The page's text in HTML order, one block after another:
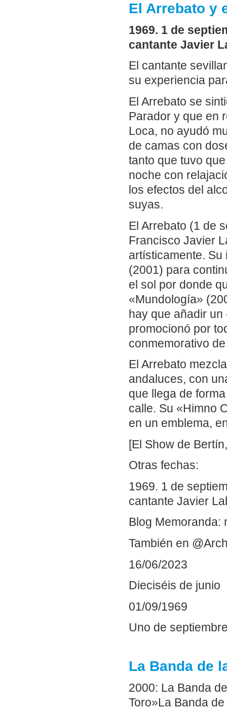
El Arrebato y
1969. 1 de
cantante Javier
El cantante
su experiencia
El Arrebato se
Parador y que en
Loca, no ayudó
de camas con
tanto que tuvo
noche con
los efectos del
suyas.
El Arrebato (1 de
Francisco Javier
artísticamente.
(2001) para
el sol por donde
«Mundología»
hay que añadir
promocionó por
conmemorativo
El Arrebato
andaluces, con
que llega de
calle. Su «Himno
en un emblema,
[El Show de
Otras fechas:
1969. 1 de
cantante Javier
Blog Memoranda:
También en
16/06/2023
Dieciséis de junio
01/09/1969
Uno de
La Banda de
2000: La Banda
Toro»La Banda